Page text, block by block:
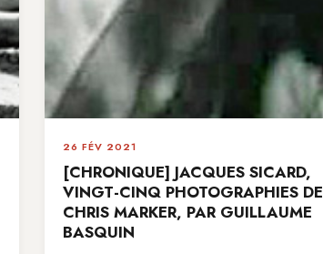
26 FÉV 2021
[CHRONIQUE] JACQUES SICARD,
VINGT-CINQ PHOTOGRAPHIES DE
CHRIS MARKER, PAR GUILLAUME
BASQUIN